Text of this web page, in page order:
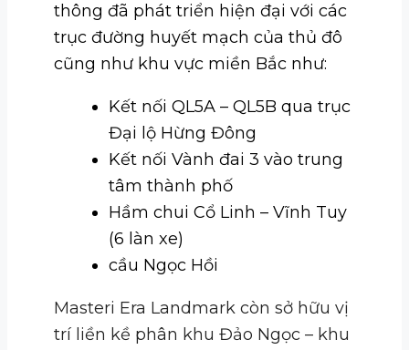
thông đã phát triển hiện đại với các
trục đường huyết mạch của thủ đô
cũng như khu vực miền Bắc như:
Kết nối QL5A – QL5B qua trục
Đại lộ Hừng Đông
Kết nối Vành đai 3 vào trung
tâm thành phố
Hầm chui Cổ Linh – Vĩnh Tuy
(6 làn xe)
cầu Ngọc Hồi
Masteri Era Landmark còn sở hữu vị
trí liền kề phân khu Đảo Ngọc – khu